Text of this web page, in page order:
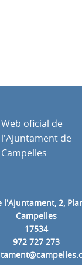
l'Ajuntament, 2,
Campelles
17534
972 727 273
Web oficial de
l'Ajuntament de
Campelles